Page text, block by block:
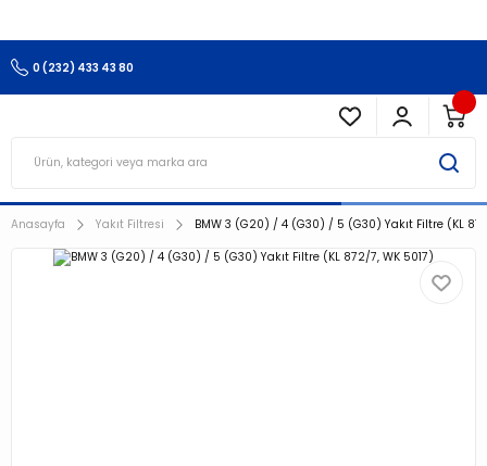
0 (232) 433 43 80
Anasayfa Yakıt Filtresi BMW 3 (G20) / 4 (G30) / 5 (G30) Yakıt Filtre (KL